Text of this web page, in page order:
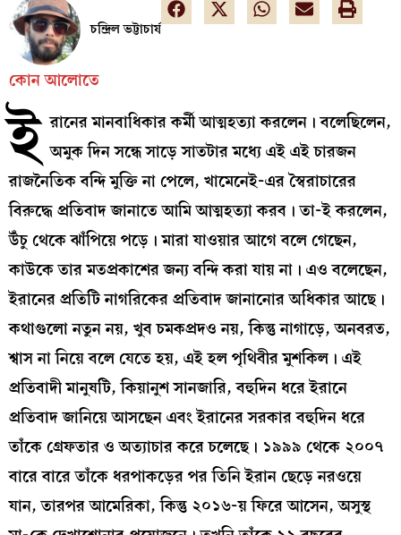
চন্দ্রিল ভট্টাচার্য
কোন আলোতে
ই রানের মানবাধিকার কর্মী আত্মহত্যা করলেন। বলেছিলেন,
অমুক দিন সন্ধে সাড়ে সাতটার মধ্যে এই এই চারজন
রাজনৈতিক বন্দি মুক্তি না পেলে, খামেনেই-এর স্বৈরাচারের
বিরুদ্ধে প্রতিবাদ জানাতে আমি আত্মহত্যা করব। তা-ই করলেন,
উঁচু থেকে ঝাঁপিয়ে পড়ে। মারা যাওয়ার আগে বলে গেছেন,
কাউকে তার মতপ্রকাশের জন্য বন্দি করা যায় না। এও বলেছেন,
ইরানের প্রতিটি নাগরিকের প্রতিবাদ জানানোর অধিকার আছে।
কথাগুলো নতুন নয়, খুব চমকপ্রদও নয়, কিন্তু নাগাড়ে, অনবরত,
শ্বাস না নিয়ে বলে যেতে হয়, এই হল পৃথিবীর মুশকিল। এই
প্রতিবাদী মানুষটি, কিয়ানুশ সানজারি, বহুদিন ধরে ইরানে
প্রতিবাদ জানিয়ে আসছেন এবং ইরানের সরকার বহুদিন ধরে
তাঁকে গ্রেফতার ও অত্যাচার করে চলেছে। ১৯৯৯ থেকে ২০০৭
বারে বারে তাঁকে ধরপাকড়ের পর তিনি ইরান ছেড়ে নরওয়ে
যান, তারপর আমেরিকা, কিন্তু ২০১৬-য় ফিরে আসেন, অসুস্থ